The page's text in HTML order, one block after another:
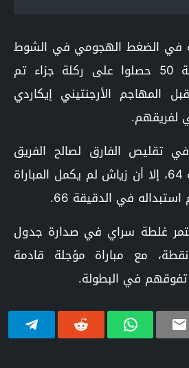
في الضغط الهجومي في الشوط
الثاني، وفي الدقيقة 50 حصلوا على ركلة جزاء تم
المهاجم الأرجنتيني إيكاردي
لفريقهم.
تقليص الفارق لصالح الفريق
المضيف في الدقيقة 64، إلا أن زياش لم يكمل المباراة
في الدقيقة 66.
غلطة سراي في صدارة جدول
الترتيب برصيد 13 نقطة، مع مباراة مؤجلة قادمة
في البطولة.